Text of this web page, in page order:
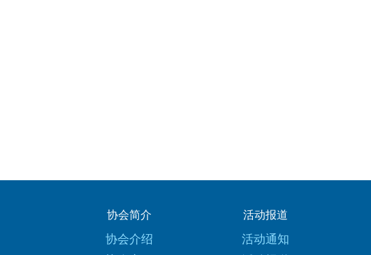
协会简介
协会介绍
活动报道
活动通知